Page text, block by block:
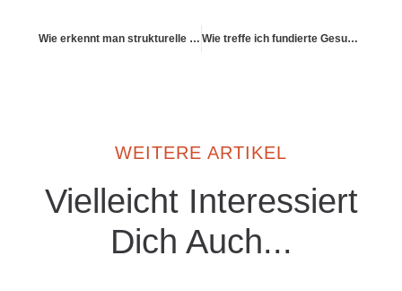
Wie erkennt man strukturelle Gesundheitsrisiken im Job? Wie treffe ich fundierte Gesundheitsentscheidungen?
WEITERE ARTIKEL
Vielleicht Interessiert
Dich Auch...